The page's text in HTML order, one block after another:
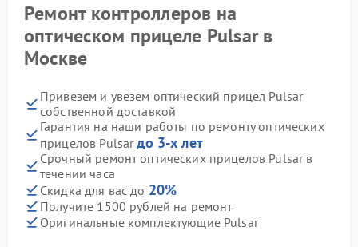
Ремонт контроллеров на
оптическом прицеле Pulsar в
Москве
Привезем и увезем оптический прицел Pulsar
собственной доставкой
Гарантия на наши работы по ремонту оптических
прицелов Pulsarдо 3-х лет
Срочный ремонт оптических прицелов Pulsar в
течении часа
Скидка для вас до 20%
Получите 1500 рублей на ремонт
Оригинальные комплектующие Pulsar